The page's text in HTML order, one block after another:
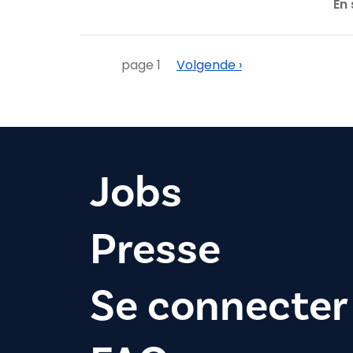
Pagination
page 1 Suivant
Volgende ›
Jobs
Presse
Se connecter